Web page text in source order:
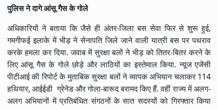
पुलिस ने दागे आंसू गैस के गोले
अधिकारियों ने बताया कि जैसे ही अंतर-जिला बस सेवा फिर से शुरू हुई,
गमगीफई इलाके में भीड़ ने सेनापति जिले जाने वाली यात्री बस पर पथराव
करके हमला कर दिया. जवाब में सुरक्षा बलों ने भीड़ को तितर-बितर करने के
लिए आंसू गैस के गोले छोड़े और लाठियों का इस्तेमाल किया. न्यूज एजेंसी
पीटीआई की रिपोर्ट के मुताबिक सुरक्षा बलों ने व्यापक अभियान चलाकर 114
हथियार, आईईडी ग्रेनेड और गोला-बारूद बरामद किए हैं. वहीं राज्य में अलग-
अलग अभियानों में प्रतिबंधित संगठनों के सात सदस्यों को गिरफ्तार किया